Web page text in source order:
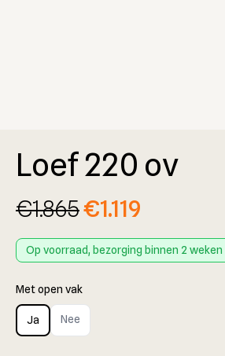
Loef 220 ov
€1.865€1.119
Op voorraad, bezorging binnen 2 weken
Met open vak
Ja Nee